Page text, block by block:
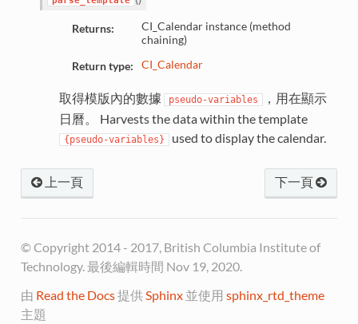
Returns:
CI_Calendar instance (method
chaining)
Return type:
CI_Calendar
取得模版內的數據 pseudo-variables ，用在顯示
日曆。 Harvests the data within the template
{pseudo-variables} used to display the calendar.
下一頁
上一頁
© Copyright 2014 - 2017, British Columbia Institute of
Technology. 最後編輯時間 Nov 19, 2020.
由 Read the Docs提供Sphinx並使用 sphinx_rtd_theme
主題